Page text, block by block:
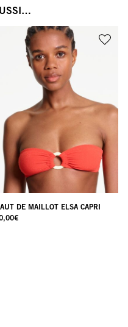
DE MAILLOT ELSA CAPRI
€